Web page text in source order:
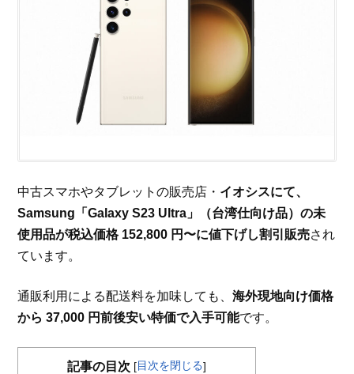
中古スマホやタブレットの販売店・ イオシスにて、
Samsung「Galaxy S23 Ultra」（台湾仕向け品）の未
使用品が税込価格 152,800 円〜に値下げし割引販売され
ています。
通販利用による配送料を加味しても、海外現地向け価格
から 37,000 円前後安い特価で入手可能です。
記事の目次 [目次を閉じる]